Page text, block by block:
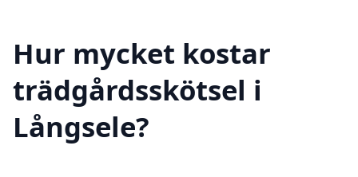
Hur mycket kostar
trädgårdsskötsel i
Långsele?